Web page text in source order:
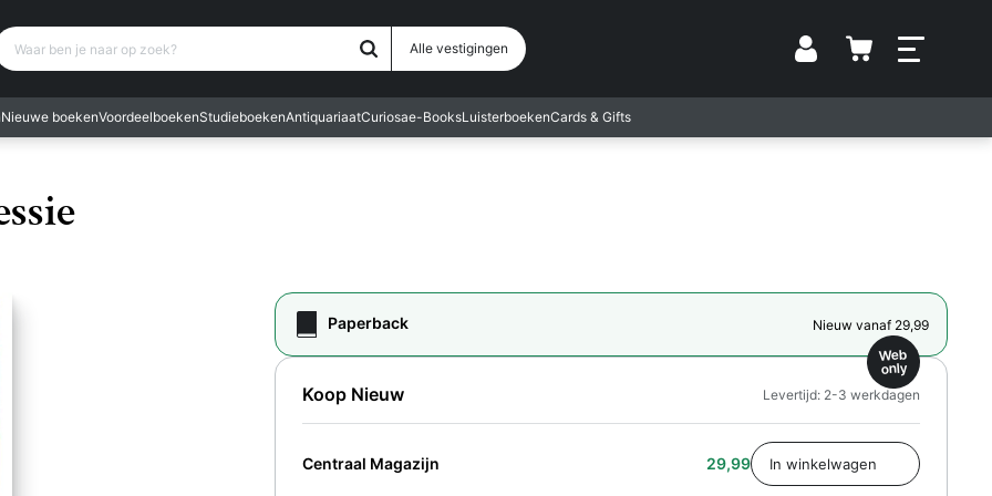
Alle vestigingen Vestiging
ben je naar op zoek?
Nieuwe boekenVoordeelboekenStudieboekenAntiquariaatCuriosae-BooksLuisterboekenCards & Gifts
Paperback Nieuw vanaf 29,99
Koop Nieuw
Web
only
Centraal Magazijn 29,99
Levertijd: 2-3 werkdagen